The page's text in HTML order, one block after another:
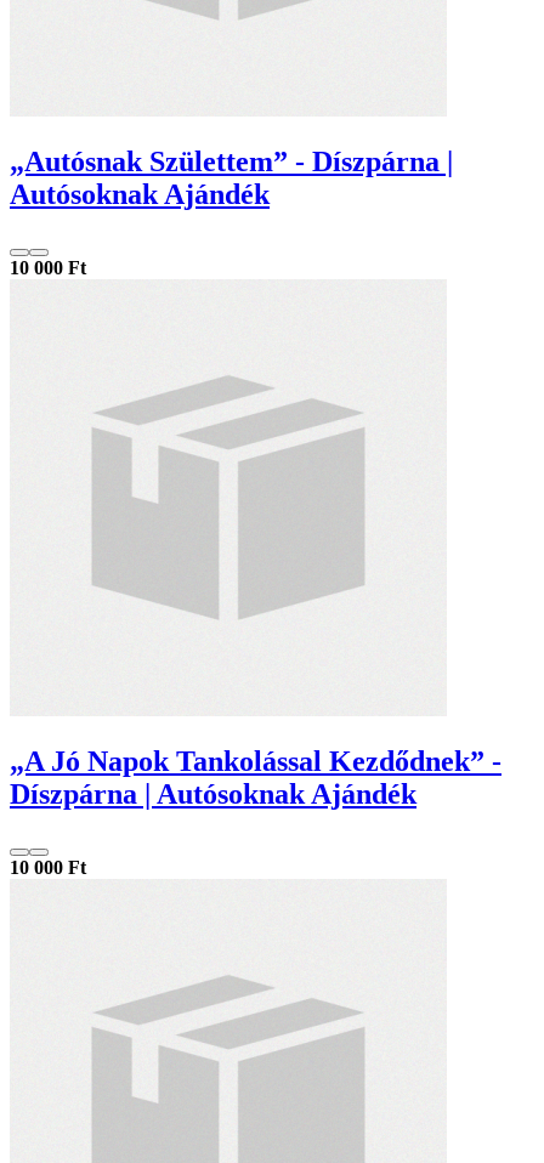
„Autósnak Születtem” - Díszpárna |
Autósoknak Ajándék
10 000 Ft
„A Jó Napok Tankolással Kezdődnek” -
Díszpárna | Autósoknak Ajándék
10 000 Ft